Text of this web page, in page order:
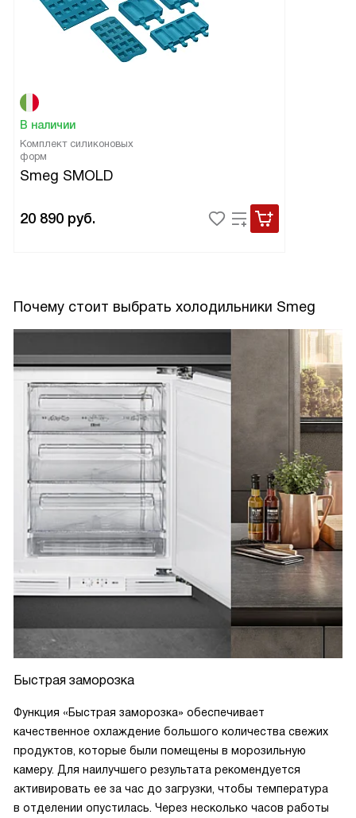
В наличии
Комплект силиконовых
форм
Smeg SMOLD
20 890 руб.
Почему стоит выбрать холодильники Smeg
Быстрая заморозка
Функция «Быстрая заморозка» обеспечивает
качественное охлаждение большого количества свежих
продуктов, которые были помещены в морозильную
камеру. Для наилучшего результата рекомендуется
активировать ее за час до загрузки, чтобы температура
в отделении опустилась. Через несколько часов работы